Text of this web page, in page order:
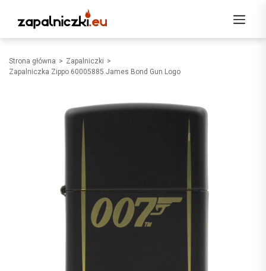
Strona główna
Zapalniczki
Zapalniczka Zippo 60005885 James Bond Gun Logo